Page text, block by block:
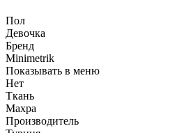
Пол
Девочка
Бренд
Minimetrik
Показывать в меню
Нет
Ткань
Махра
Производитель